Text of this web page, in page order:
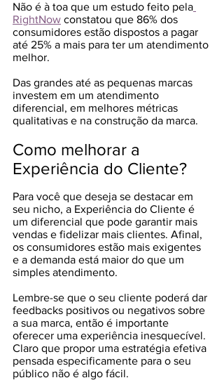
Não é à toa que um estudo feito pela
RightNow constatou que 86% dos
consumidores estão dispostos a pagar
até 25% a mais para ter um atendimento
melhor.
Das grandes até as pequenas marcas
investem em um atendimento
diferencial, em melhores métricas
qualitativas e na construção da marca.
Como melhorar a
Experiência do Cliente?
Para você que deseja se destacar em
seu nicho, a Experiência do Cliente é
um diferencial que pode garantir mais
vendas e fidelizar mais clientes. Afinal,
os consumidores estão mais exigentes
e a demanda está maior do que um
simples atendimento.
Lembre-se que o seu cliente poderá dar
feedbacks positivos ou negativos sobre
a sua marca, então é importante
oferecer uma experiência inesquecível.
Claro que propor uma estratégia efetiva
pensada especificamente para o seu
público não é algo fácil.